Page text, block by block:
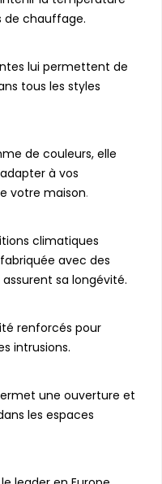
de chauffage.
lui permettent de
tous les styles
de couleurs, elle
à vos
votre maison.
climatiques
avec des
sa longévité.
renforcés pour
intrusions.
une ouverture et
les espaces